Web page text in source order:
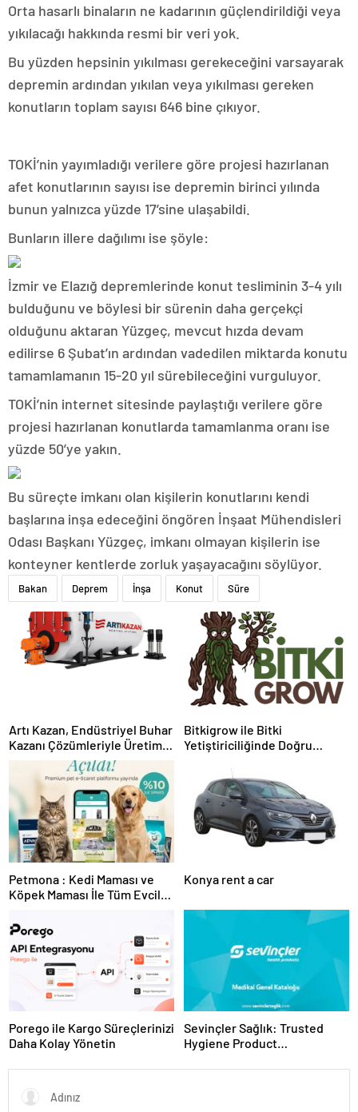
Orta hasarlı binaların ne kadarının güçlendirildiği veya
yıkılacağı hakkında resmi bir veri yok.
Bu yüzden hepsinin yıkılması gerekeceğini varsayarak
depremin ardından yıkılan veya yıkılması gereken
konutların toplam sayısı 646 bine çıkıyor.
TOKİ’nin yayımladığı verilere göre projesi hazırlanan
afet konutlarının sayısı ise depremin birinci yılında
bunun yalnızca yüzde 17’sine ulaşabildi.
Bunların illere dağılımı ise şöyle:
İzmir ve Elazığ depremlerinde konut tesliminin 3-4 yılı
bulduğunu ve böylesi bir sürenin daha gerçekçi
olduğunu aktaran Yüzgeç, mevcut hızda devam
edilirse 6 Şubat’ın ardından vadedilen miktarda konutu
tamamlamanın 15-20 yıl sürebileceğini vurguluyor.
TOKİ’nin internet sitesinde paylaştığı verilere göre
projesi hazırlanan konutlarda tamamlanma oranı ise
yüzde 50’ye yakın.
Bu süreçte imkanı olan kişilerin konutlarını kendi
başlarına inşa edeceğini öngören İnşaat Mühendisleri
Odası Başkanı Yüzgeç, imkanı olmayan kişilerin ise
konteyner kentlerde zorluk yaşayacağını söylüyor.
Bakan Deprem İnşa Konut Süre
Artı Kazan, Endüstriyel Buhar
Kazanı Çözümleriyle Üretim
Tesislerine Verimli Sistemler
Sunuyor
Bitkigrow ile Bitki
Yetiştiriciliğinde Doğru
Petmona : Kedi Maması ve
Köpek Maması İle Tüm Evcil
Konya rent a car
Porego ile Kargo Süreçlerinizi
Daha Kolay Yönetin
Sevinçler Sağlık: Trusted
Hygiene Product